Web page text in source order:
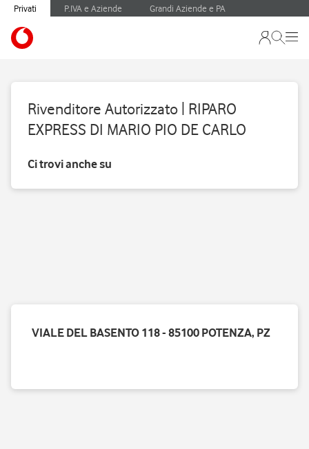
Privati P.IVA e Aziende Grandi Aziende e PA
Rivenditore Autorizzato | RIPARO
EXPRESS DI MARIO PIO DE CARLO
Ci trovi anche su
VIALE DEL BASENTO 118 - 85100 POTENZA, PZ